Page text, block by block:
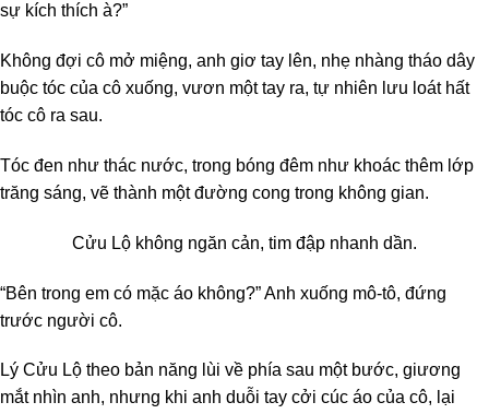
sự kích thích à?”
Không đợi cô mở miệng, anh giơ tay lên, nhẹ nhàng tháo dây
buộc tóc của cô xuống, vươn một tay ra, tự nhiên lưu loát hất
tóc cô ra sau.
Tóc đen như thác nước, trong bóng đêm như khoác thêm lớp
trăng sáng, vẽ thành một đường cong trong không gian.
Cửu Lộ không ngăn cản, tim đập nhanh dần.
“Bên trong em có mặc áo không?” Anh xuống mô-tô, đứng
trước người cô.
Lý Cửu Lộ theo bản năng lùi về phía sau một bước, giương
mắt nhìn anh, nhưng khi anh duỗi tay cởi cúc áo của cô, lại